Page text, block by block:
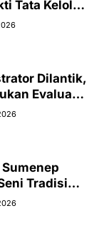
Tata Kelola
Dilantik,
Evaluasi
Bulan
Tradisi
Madura